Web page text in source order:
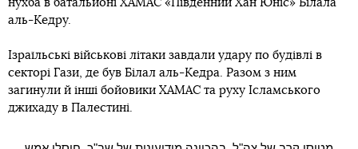
нухба в батальйоні ХАМАС «Південний Хан Юніс» Білала
аль-Кедру.
Ізраїльські військові літаки завдали удару по будівлі в
секторі Гази, де був Білал аль-Кедра. Разом з ним
загинули й інші бойовики ХАМАС та руху Ісламського
джихаду в Палестині.